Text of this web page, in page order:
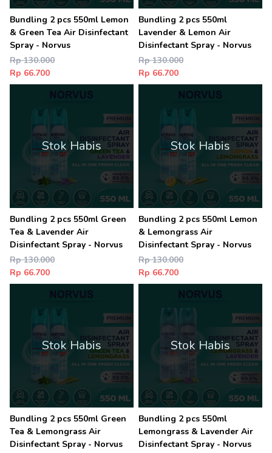
Bundling 2 pcs 550ml Lemon
& Green Tea Air Disinfectant
Spray - Norvus
Rp 130.000
Rp 66.700
Bundling 2 pcs 550ml
Lavender & Lemon Air
Disinfectant Spray - Norvus
Rp 130.000
Rp 66.700
Stok Habis
Bundling 2 pcs 550ml Green
Tea & Lavender Air
Disinfectant Spray - Norvus
Rp 130.000
Rp 66.700
Stok Habis
Bundling 2 pcs 550ml Lemon
& Lemongrass Air
Disinfectant Spray - Norvus
Rp 130.000
Rp 66.700
Stok Habis
Bundling 2 pcs 550ml Green
Tea & Lemongrass Air
Disinfectant Spray - Norvus
Stok Habis
Bundling 2 pcs 550ml
Lemongrass & Lavender Air
Disinfectant Spray - Norvus